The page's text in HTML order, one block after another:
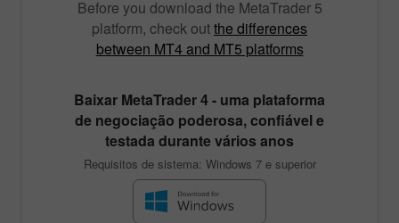
Before you download the MetaTrader 5
platform, check outthe differences
between MT4 and MT5 platforms
Baixar MetaTrader 4- uma plataforma
de negociação poderosa, confiável e
testada durante vários anos
Requisitos de sistema: Windows 7 e superior